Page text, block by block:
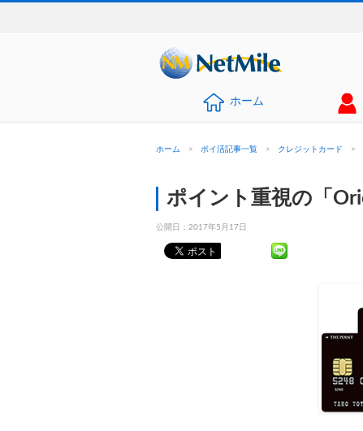
ホーム
ホーム > ポイ活記事一覧 > クレジットカード >
ポイント重視の「
公開日： 2017年5月17日